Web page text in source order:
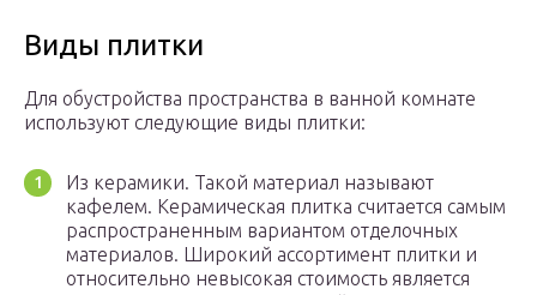
Виды плитки
Для обустройства пространства в ванной комнате
используют следующие виды плитки:
Из керамики. Такой материал называют
кафелем. Керамическая плитка считается самым
распространенным вариантом отделочных
материалов. Широкий ассортимент плитки и
относительно невысокая стоимость является